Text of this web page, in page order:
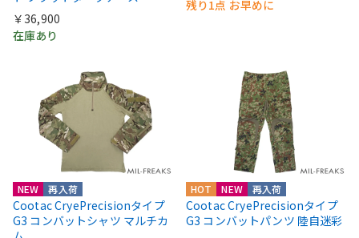
￥36,900
在庫あり
残り1点 お早めに
NEW 再入荷
Cootac CryePrecisionタイプ
G3 コンバットシャツ マルチカ
HOT NEW 再入荷
Cootac CryePrecisionタイプ
G3 コンバットパンツ 陸自迷彩